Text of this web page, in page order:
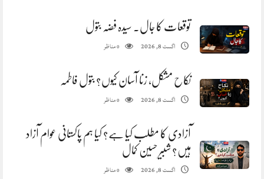
توقعات کا جال. سیدہ فضہ بتول
اگست 8, 2026 0مناظر
نکاح مشکل، زنا آسان کیوں؟ بتول فاطمہ
اگست 8, 2026 0مناظر
آزادی کا مطلب کیا ہے؟ کیا ہم پاکستانی عوام آزاد
ہیں؟ شبیر حسین کمال
اگست 8, 2026 0مناظر